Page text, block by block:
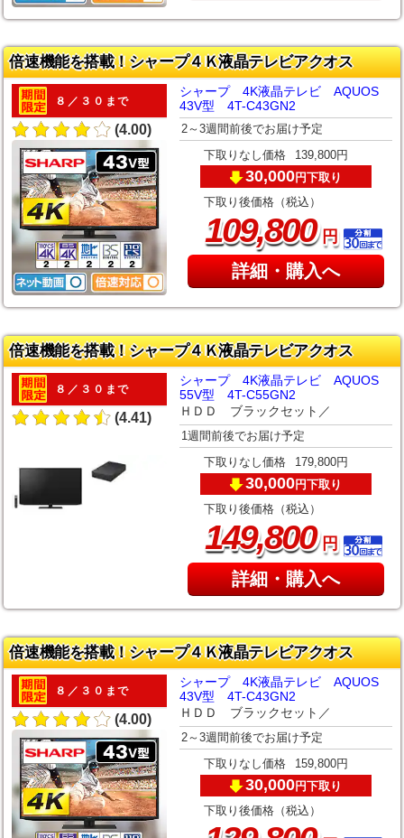
倍速機能を搭載！シャープ４Ｋ液晶テレビアクオス
８／３０まで
(4.00)
シャープ 4K液晶テレビ AQUOS
43V型 4T-C43GN2
2～3週間前後でお届け予定
下取りなし価格 139,800円
30,000円下取り
下取り後価格（税込）
109,800円
詳細・購入へ
倍速機能を搭載！シャープ４Ｋ液晶テレビアクオス
８／３０まで
(4.41)
シャープ 4K液晶テレビ AQUOS
55V型 4T-C55GN2
ＨＤＤ ブラックセット／
1週間前後でお届け予定
下取りなし価格 179,800円
30,000円下取り
下取り後価格（税込）
149,800円
詳細・購入へ
倍速機能を搭載！シャープ４Ｋ液晶テレビアクオス
８／３０まで
(4.00)
シャープ 4K液晶テレビ AQUOS
43V型 4T-C43GN2
ＨＤＤ ブラックセット／
2～3週間前後でお届け予定
下取りなし価格 159,800円
30,000円下取り
下取り後価格（税込）